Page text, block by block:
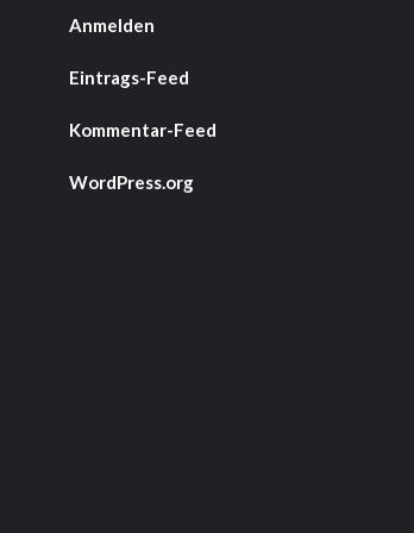
Anmelden
Eintrags-Feed
Kommentar-Feed
WordPress.org